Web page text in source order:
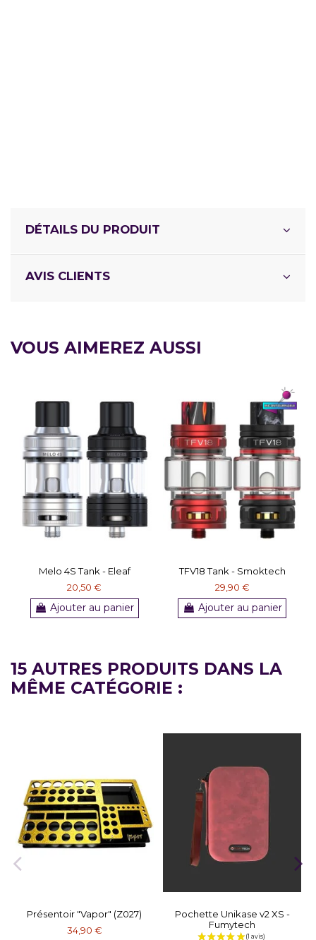
DÉTAILS DU PRODUIT
AVIS CLIENTS
VOUS AIMEREZ AUSSI
Melo 4S Tank - Eleaf
20,50 €
Ajouter au panier
TFV18 Tank - Smoktech
29,90 €
Ajouter au panier
15 AUTRES PRODUITS DANS LA
MÊME CATÉGORIE :
Présentoir "Vapor" (Z027)
34,90 €
Pochette Unikase v2 XS -
Fumytech